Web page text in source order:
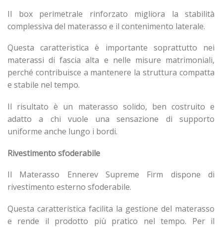
Il box perimetrale rinforzato migliora la stabilità
complessiva del materasso e il contenimento laterale.
Questa caratteristica è importante soprattutto nei
materassi di fascia alta e nelle misure matrimoniali,
perché contribuisce a mantenere la struttura compatta
e stabile nel tempo.
Il risultato è un materasso solido, ben costruito e
adatto a chi vuole una sensazione di supporto
uniforme anche lungo i bordi.
Rivestimento sfoderabile
Il Materasso Ennerev Supreme Firm dispone di
rivestimento esterno sfoderabile.
Questa caratteristica facilita la gestione del materasso
e rende il prodotto più pratico nel tempo. Per il